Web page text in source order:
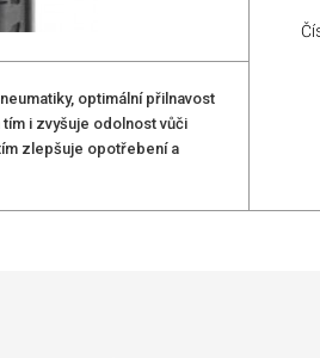
optimální přilnavost
i zvyšuje odolnost vůči
zlepšuje opotřebení a